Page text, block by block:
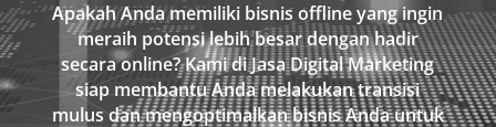
ApakahAndamemiliki bisnis offline yangingin
meraih potensilebihbesardenganhadir
secaraonline?KamidiJasa Digital Marketing
siap membantuAndamelakukantransisi
mulus danmengoptimalkanbisnisAndauntuk